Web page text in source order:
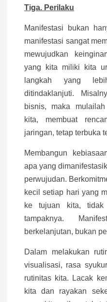
Tiga. Perilaku
Manifestasi bukan
manifestasi sangat
mewujudkan
yang kita miliki kita
langkah yang
ditindaklanjuti.
bisnis, maka
kita, membuat
jaringan, tetap terbuka
Membangun
apa yang
perwujudan.
kecil setiap hari yang
ke tujuan kita, tidak
tampaknya.
berkelanjutan, bukan
Dalam melakukan
visualisasi, rasa
rutinitas kita. Lacak
kita dan rayakan